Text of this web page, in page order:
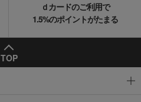
ｄカードのご利用で
1.5%のポイントがたまる
TOP